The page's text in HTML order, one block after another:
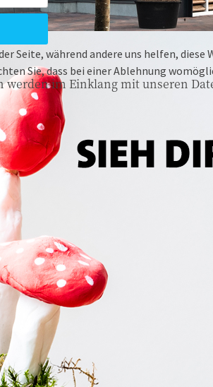
im Einklang mit unseren
Uhr
Uhr
Seite, während andere uns helfen,
Sie, dass bei einer Ablehnung